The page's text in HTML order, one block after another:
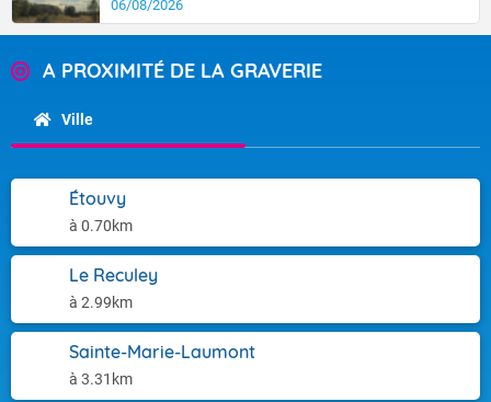
06/08/2026
A PROXIMITÉ DE LA GRAVERIE
Ville
Étouvy
à 0.70km
Le Reculey
à 2.99km
Sainte-Marie-Laumont
à 3.31km